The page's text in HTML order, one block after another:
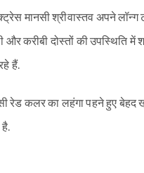
मानसी श्रीवास्तव अपने
करीबी दोस्तों की उपस्थिति में
हैं.
रेड कलर का लहंगा पहने हुए